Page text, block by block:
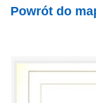
Powrót do